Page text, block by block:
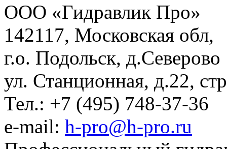
ООО «Гидравлик Про»
142117, Московская обл,
г.о. Подольск, д.Северово
ул. Станционная, д.22,
Тел.: +7 (495) 748-37-36
e-mail: h-pro@h-pro.ru